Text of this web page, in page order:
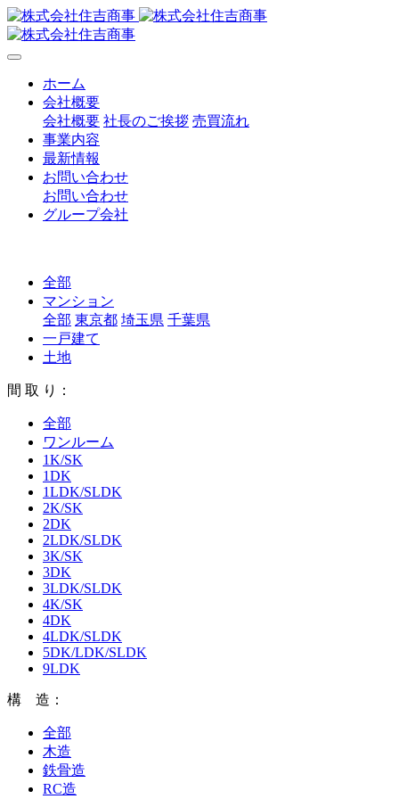
ホーム
会社概要
会社概要 社長のご挨拶 売買流れ
事業内容
最新情報
お問い合わせ
お問い合わせ
グループ会社
全部
マンション
全部 東京都 埼玉県 千葉県
一戸建て
土地
間 取 り：
全部
ワンルーム
1K/SK
1DK
1LDK/SLDK
2K/SK
2DK
2LDK/SLDK
3K/SK
3DK
3LDK/SLDK
4K/SK
4DK
4LDK/SLDK
5DK/LDK/SLDK
9LDK
構 造：
全部
木造
鉄骨造
RC造